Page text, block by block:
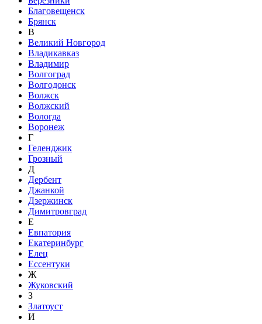
Благовещенск
Брянск
В
Великий Новгород
Владикавказ
Владимир
Волгоград
Волгодонск
Волжск
Волжский
Вологда
Воронеж
Г
Геленджик
Грозный
Д
Дербент
Джанкой
Дзержинск
Димитровград
Е
Евпатория
Екатеринбург
Елец
Ессентуки
Ж
Жуковский
З
Златоуст
И